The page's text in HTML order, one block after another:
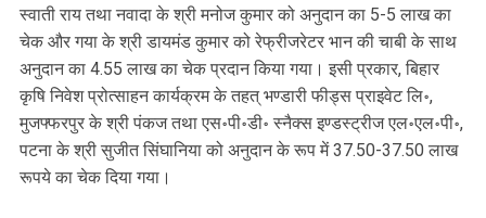
स्वाती राय तथा नवादा के श्री मनोज कुमार को अनुदान का 5-5 लाख का
चेक और गया के श्री डायमंड कुमार को रेफ्रीजरेटर भान की चाबी के साथ
अनुदान का 4.55 लाख का चेक प्रदान किया गया। इसी प्रकार, बिहार
कृषि निवेश प्रोत्साहन कार्यक्रम के तहत् भण्डारी फीड्स प्राइवेट लि॰,
मुजफ्फरपुर के श्री पंकज तथा एस॰पी॰डी॰ स्नैक्स इण्डस्ट्रीज एल॰एल॰पी॰,
पटना के श्री सुजीत सिंघानिया को अनुदान के रूप में 37.50-37.50 लाख
रूपये का चेक दिया गया।